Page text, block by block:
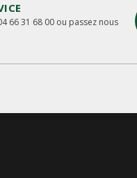
66 31 68 00 ou passez nous